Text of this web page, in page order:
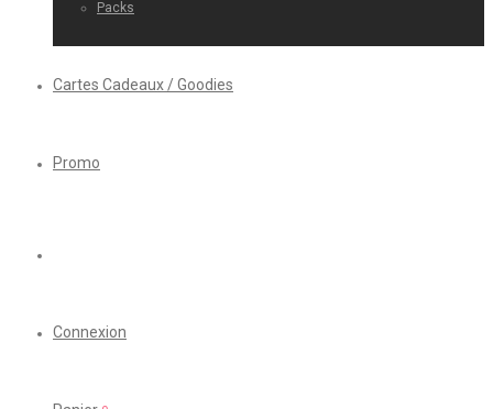
Packs
Cartes Cadeaux / Goodies
Promo
Connexion